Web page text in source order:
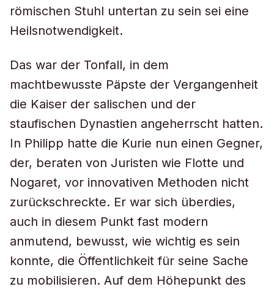
römischen Stuhl untertan zu sein sei eine
Heilsnotwendigkeit.
Das war der Tonfall, in dem
machtbewusste Päpste der Vergangenheit
die Kaiser der salischen und der
staufischen Dynastien angeherrscht hatten.
In Philipp hatte die Kurie nun einen Gegner,
der, beraten von Juristen wie Flotte und
Nogaret, vor innovativen Methoden nicht
zurückschreckte. Er war sich überdies,
auch in diesem Punkt fast modern
anmutend, bewusst, wie wichtig es sein
konnte, die Öffentlichkeit für seine Sache
zu mobilisieren. Auf dem Höhepunkt des